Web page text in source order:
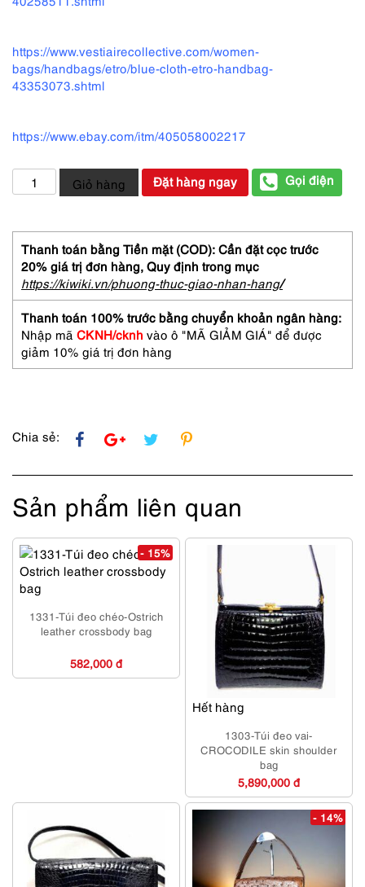
https://www.vestiairecollective.com/women-
bags/handbags/etro/blue-cloth-etro-handbag-
43353073.shtml
https://www.ebay.com/itm/405058002217
5319-
Túi
tay/
đeo
vai-
ETRO
mesh
tote
bag-
Như
mới
Giỏ hàng Đặt hàng ngay Gọi điện
Thanh toán bằng Tiền mặt (COD): Cần đặt cọc trước
20% giá trị đơn hàng, Quy định trong mục
https://kiwiki.vn/phuong-thuc-giao-nhan-hang/
Thanh toán 100% trước bằng chuyển khoản ngân hàng:
Nhập mã CKNH/cknh vào ô "MÃ GIẢM GIÁ" để được
giảm 10% giá trị đơn hàng
Chia sẻ:
Sản phẩm liên quan
- 15%
1331-Túi đeo chéo-Ostrich
leather crossbody bag
582,000 đ
Hết hàng
1303-Túi đeo vai-
CROCODILE skin shoulder
bag
5,890,000 đ
- 14%